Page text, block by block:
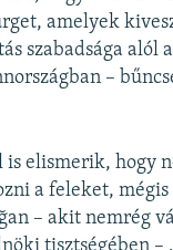
amelyek
szabadsága alól
–
is elismerik, hogy
a feleket,
– akit nemrég